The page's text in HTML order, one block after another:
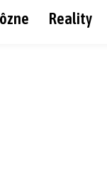
Reality